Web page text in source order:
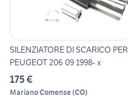
SILENZIATORE DI SCARICO PER
PEUGEOT 206 09 1998- x
175 €
Mariano Comense(CO)